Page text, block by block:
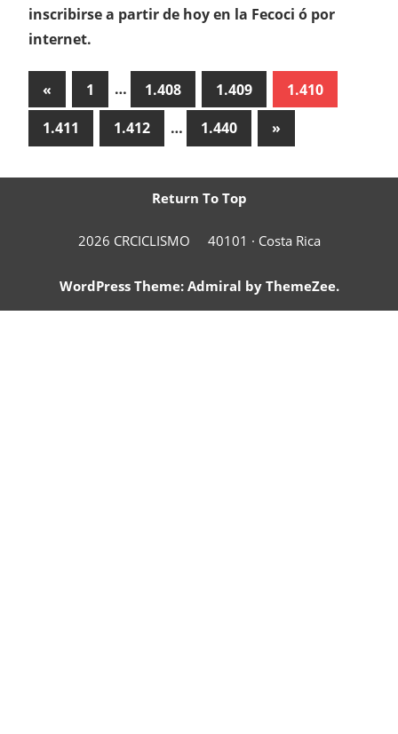
inscribirse a partir de hoy en la Fecoci ó por
internet.
Paginación
de
entradas
« Previous
Posts
1 … 1.408 1.409
1.410
1.411
1.412 … 1.440
Next
Posts
»
Return To Top
2026 CRCICLISMO 40101 · Costa Rica
WordPress Theme: Admiral by ThemeZee.